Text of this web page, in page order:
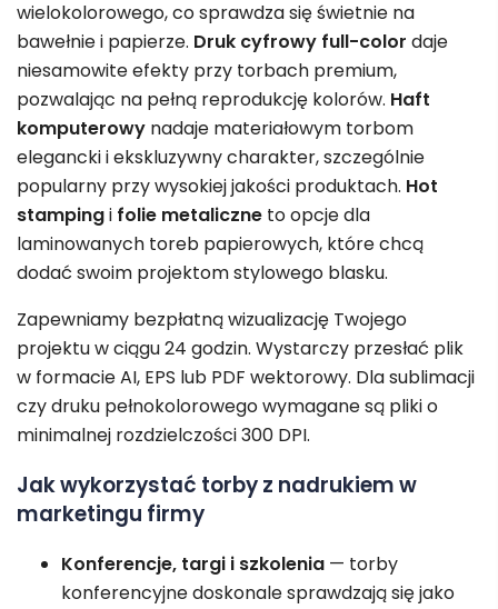
wielokolorowego, co sprawdza się świetnie na
bawełnie i papierze. Druk cyfrowy full-color daje
niesamowite efekty przy torbach premium,
pozwalając na pełną reprodukcję kolorów. Haft
komputerowy nadaje materiałowym torbom
elegancki i ekskluzywny charakter, szczególnie
popularny przy wysokiej jakości produktach. Hot
stampingi folie metaliczne to opcje dla
laminowanych toreb papierowych, które chcą
dodać swoim projektom stylowego blasku.
Zapewniamy bezpłatną wizualizację Twojego
projektu w ciągu 24 godzin. Wystarczy przesłać plik
w formacie AI, EPS lub PDF wektorowy. Dla sublimacji
czy druku pełnokolorowego wymagane są pliki o
minimalnej rozdzielczości 300 DPI.
Jak wykorzystać torby z nadrukiem w
marketingu firmy
Konferencje, targi i szkolenia — torby
konferencyjne doskonale sprawdzają się jako